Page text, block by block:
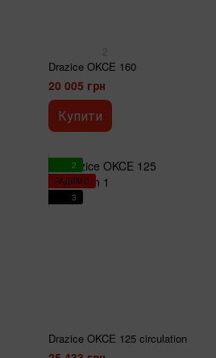
2
Drazice OKCE 160
20 005 грн
Купити
2
РАДИМО
3
Drazice OKCE 125 circulation